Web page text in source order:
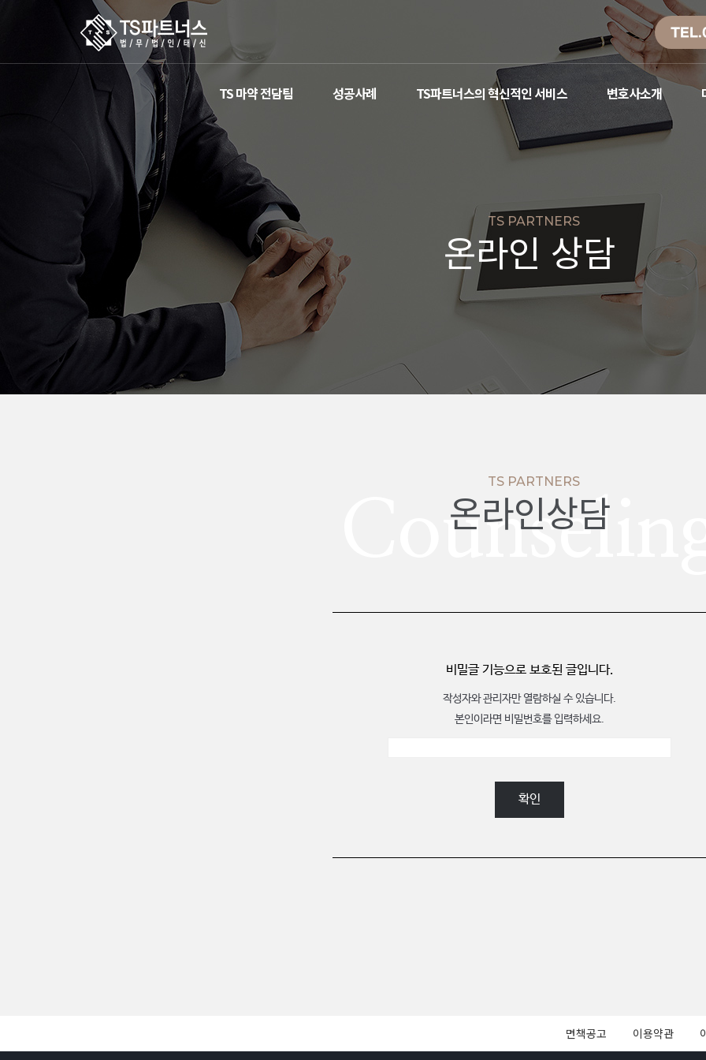
TS 마약 전담팀 성공사례 TS파트너스의 혁신적인 서비스 변호사소개
TS PARTNERS
온라인 상담
TS PARTNERS
온라인상담
비밀글 기능으로 보호된 글입니다.
작성자와 관리자만 열람하실 수 있습니다.
본인이라면 비밀번호를 입력하세요.
확인
면책공고 이용약관